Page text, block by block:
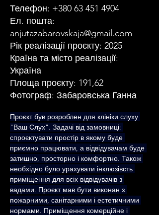
Телефон: +380 63 451 4904
Ел. пошта:
anjutazabarovskaja@gmail.com
Рік реалізації проєкту: 2025
Країна та місто реалізації:
Україна
Площа проєкту: 191,62
Фотограф: Забаровська Ганна
Проєкт був розроблен для клініки слуху
"Ваш Слух". Задачі від замовниці:
спроєктувати простір в якому буде
приємно працювати, а відвідувачам буде
затишно, просторно і комфортно. Також
необхідно було урахувати інклюзівсть
приміщення для всіх відвідувачів з
вадами. Проєкт мав бути виконан з
пожарними, санітарними і естетичними
нормами. Приміщення комерційне і